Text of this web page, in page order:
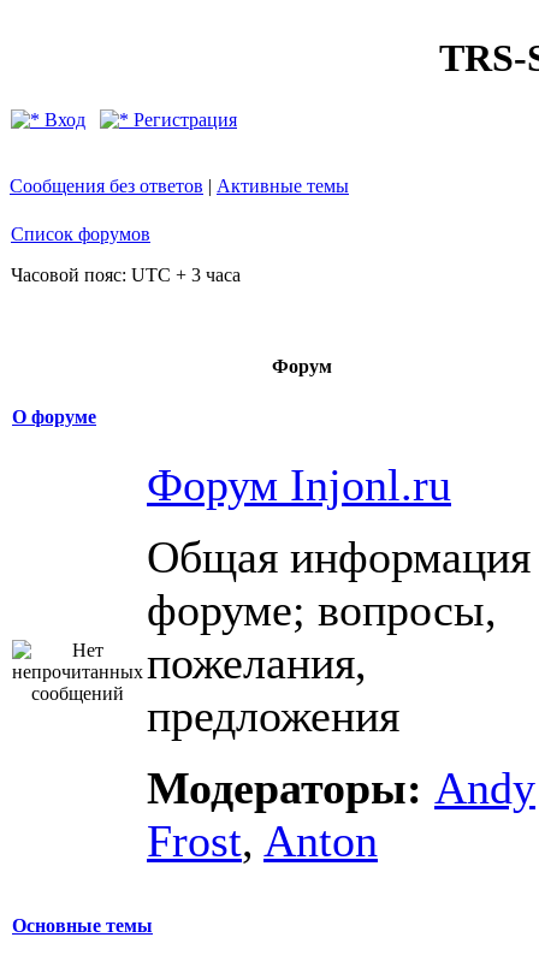
TRS-
Вход Регистрация
Сообщения без ответов | Активные темы
Список форумов
Часовой пояс: UTC + 3 часа
Форум
О форуме
Форум Injonl.ru
Общая информация
форуме; вопросы,
пожелания,
предложения
Модераторы: Andy
Frost, Anton
Основные темы